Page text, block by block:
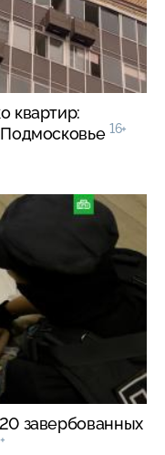
квартир:
16+
завербованных